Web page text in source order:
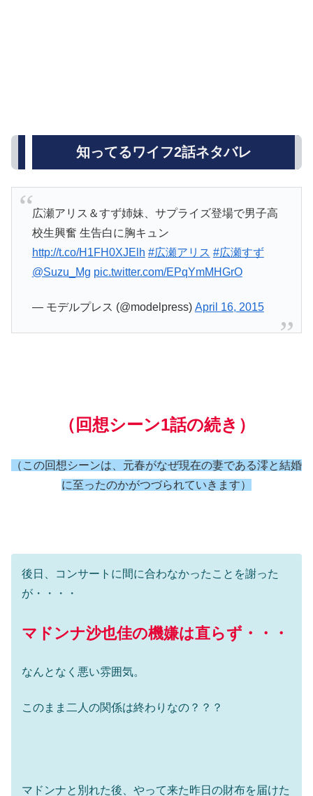
知ってるワイフ2話ネタバレ
広瀬アリス＆すず姉妹、サプライズ登場で男子高
校生興奮 生告白に胸キュン
http://t.co/H1FH0XJElh #広瀬アリス #広瀬すず
@Suzu_Mg pic.twitter.com/EPqYmMHGrO
— モデルプレス (@modelpress) April 16, 2015
（回想シーン1話の続き）
（この回想シーンは、元春がなぜ現在の妻である澪と結婚
に至ったのかがつづられていきます）
後日、コンサートに間に合わなかったことを謝った
が・・・・
マドンナ沙也佳の機嫌は直らず・・・
なんとなく悪い雰囲気。
このまま二人の関係は終わりなの？？？
マドンナと別れた後、やって来た昨日の財布を届けた